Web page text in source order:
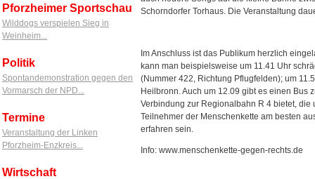
Pforzheimer Sportschau
Wilddogs verspielen Sieg in
Weinheim...
Politik
Spontandemonstration gegen den
Vormarsch der NPD...
Termine
Veranstaltung der Linken
Pforzheim-Enzkreis...
Wirtschaft
Schorndorfer Torhaus. Die Veranstaltung
Im Anschluss ist das Publikum herzlich
kann man beispielsweise um 11.41 Uhr
(Nummer 422, Richtung Pflugfelden); um
Heilbronn. Auch um 12.09 gibt es einen Bus
Verbindung zur Regionalbahn R 4 bietet,
Teilnehmer der Menschenkette am besten
erfahren sein.
Info: www.menschenkette-gegen-rechts.de